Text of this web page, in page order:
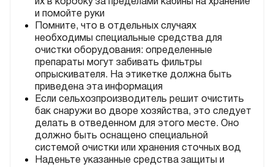
и помойте руки
Помните, что в отдельных случаях
необходимы специальные средства для
очистки оборудования: определенные
препараты могут забивать фильтры
опрыскивателя. На этикетке должна быть
приведена эта информация
Если сельхозпроизводитель решит очистить
бак снаружи во дворе хозяйства, это следует
делать в отведенном для этого месте. Оно
должно быть оснащено специальной
системой очистки или хранения сточных вод
Наденьте указанные средства защиты и